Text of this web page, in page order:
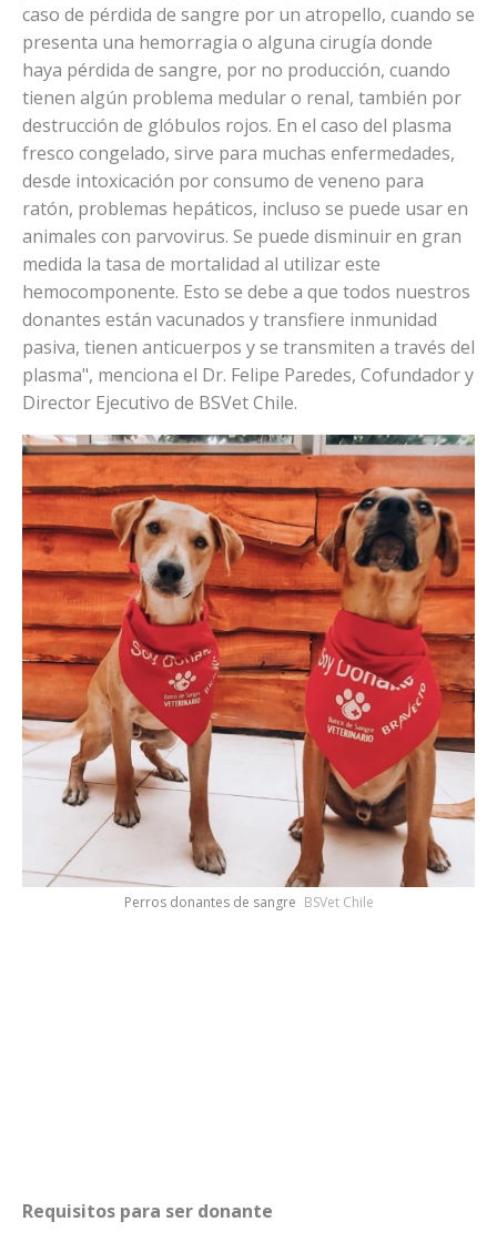
caso de pérdida de sangre por un atropello, cuando se
presenta una hemorragia o alguna cirugía donde
haya pérdida de sangre, por no producción, cuando
tienen algún problema medular o renal, también por
destrucción de glóbulos rojos. En el caso del plasma
fresco congelado, sirve para muchas enfermedades,
desde intoxicación por consumo de veneno para
ratón, problemas hepáticos, incluso se puede usar en
animales con parvovirus. Se puede disminuir en gran
medida la tasa de mortalidad al utilizar este
hemocomponente. Esto se debe a que todos nuestros
donantes están vacunados y transfiere inmunidad
pasiva, tienen anticuerpos y se transmiten a través del
plasma", menciona el Dr. Felipe Paredes, Cofundador y
Director Ejecutivo de BSVet Chile.
Perros donantes de sangre BSVet Chile
Requisitos para ser donante